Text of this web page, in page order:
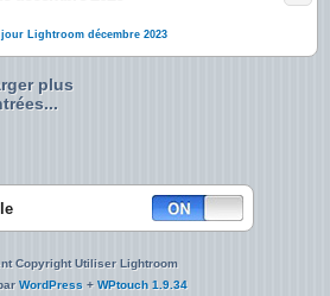
jour Lightroom décembre 2023
plus
Copyright Utiliser Lightroom
WordPress + WPtouch 1.9.34